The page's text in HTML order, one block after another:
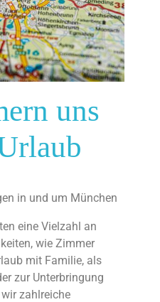
uns
in und um München
eine Vielzahl an
wie Zimmer
mit Familie, als
zur Unterbringung
zahlreiche